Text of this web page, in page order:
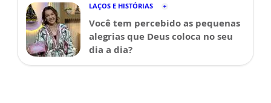
LAÇOS E HISTÓRIAS
Você tem percebido as pequenas
alegrias que Deus coloca no seu
dia a dia?